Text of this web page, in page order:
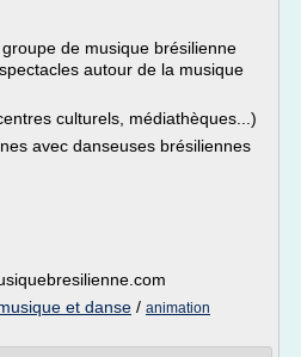
de musique brésilienne
autour de la musique
culturels, médiathèques...)
avec danseuses brésiliennes
et danse / animation